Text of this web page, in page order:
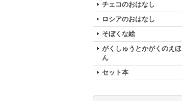
チェコのおはなし
ロシアのおはなし
そぼくな絵
がくしゅうとかがくのえほ
ん
セット本